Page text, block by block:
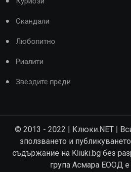
Скандали
Любопитно
Риалити
Звездите преди
© 2013 - 2022 | Клюки.NET |
зползването и
съдържание на Kliuki.bg без
група Асмара ЕООД е